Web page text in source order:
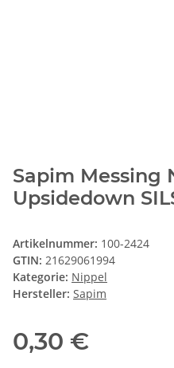
Sapim Messing
Upsidedown
Artikelnummer: 100-2424
GTIN: 21629061994
Kategorie: Nippel
Hersteller: Sapim
0,30 €